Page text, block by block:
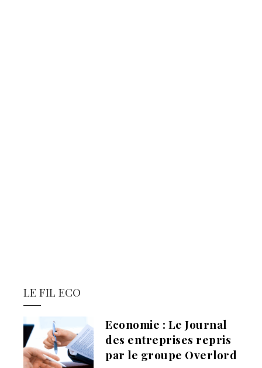
LE FIL ECO
Economie : Le Journal
des entreprises repris
par le groupe Overlord